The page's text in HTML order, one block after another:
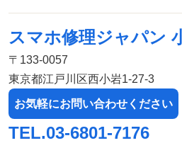
スマホ修理ジャパン
〒133-0057
東京都江戸川区西小岩1-27-3
お気軽にお問い合わせください
TEL.03-6801-7176